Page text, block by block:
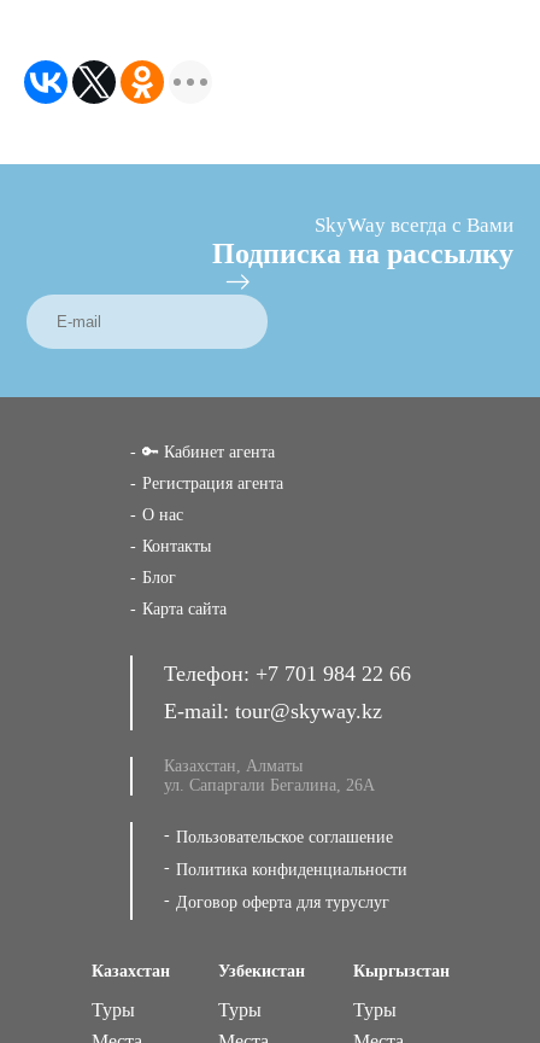
SkyWay всегда с Вами
Подписка на рассылку
🔑 Кабинет агента
Регистрация агента
О нас
Контакты
Блог
Карта сайта
Телефон: +7 701 984 22 66
E-mail: tour@skyway.kz
Казахстан, Алматы
ул. Сапаргали Бегалина, 26А
Пользовательское соглашение
Политика конфиденциальности
Договор оферта для туруслуг
Казахстан
Туры
Узбекистан
Туры
Кыргызстан
Туры